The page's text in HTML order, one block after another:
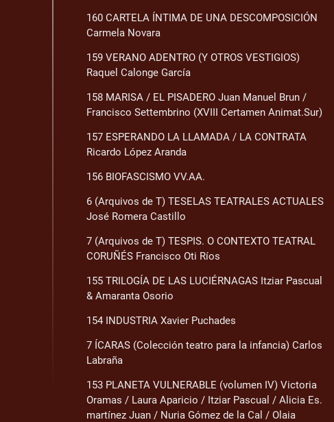
160 CARTELA ÍNTIMA DE UNA DESCOMPOSICIÓN
Carmela Novara
159 VERANO ADENTRO (Y OTROS VESTIGIOS)
Raquel Calonge García
158 MARISA / EL PISADERO Juan Manuel Brun /
Francisco Settembrino (XVIII Certamen Animat.Sur)
157 ESPERANDO LA LLAMADA / LA CONTRATA
Ricardo López Aranda
156 BIOFASCISMO VV.AA.
6 (Arquivos de T) TESELAS TEATRALES ACTUALES
José Romera Castillo
7 (Arquivos de T) TESPIS. O CONTEXTO TEATRAL
CORUÑÉS Francisco Oti Ríos
155 TRILOGÍA DE LAS LUCIÉRNAGAS Itziar Pascual
& Amaranta Osorio
154 INDUSTRIA Xavier Puchades
7 ÍCARAS (Colección teatro para la infancia) Carlos
Labraña
153 PLANETA VULNERABLE (volumen IV) Victoria
Oramas / Laura Aparicio / Itziar Pascual / Alicia Es.
martínez Juan / Nuria Gómez de la Cal / Olaia